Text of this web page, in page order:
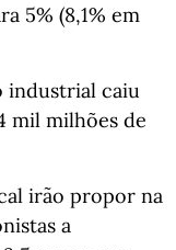
5% (8,1% em
industrial caiu
mil milhões de
irão propor na
a